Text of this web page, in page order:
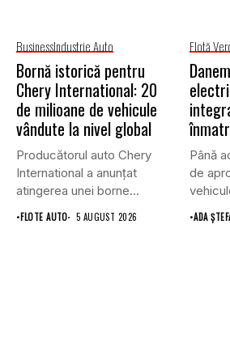
BusinessIndustrie Auto
Bornă istorică pentru
Chery International: 20
de milioane de vehicule
vândute la nivel global
Producătorul auto Chery
International a anunțat
atingerea unei borne
istorice în industria...
•FLOTE AUTO 5 AUGUST 2026
Flotă
Până
de
•ADA